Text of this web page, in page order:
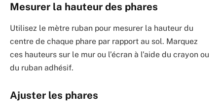
Mesurer la hauteur des phares
Utilisez le mètre ruban pour mesurer la hauteur du
centre de chaque phare par rapport au sol. Marquez
ces hauteurs sur le mur ou l’écran à l’aide du crayon ou
du ruban adhésif.
Ajuster les phares